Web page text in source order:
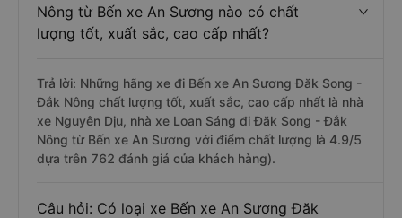
Nông từ Bến xe An Sương nào có chất
lượng tốt, xuất sắc, cao cấp nhất?
Trả lời: Những hãng xe đi Bến xe An Sương Đăk Song -
Đắk Nông chất lượng tốt, xuất sắc, cao cấp nhất là nhà
xe Nguyên Dịu, nhà xe Loan Sáng đi Đăk Song - Đắk
Nông từ Bến xe An Sương với điểm chất lượng là 4.9/5
dựa trên 762 đánh giá của khách hàng).
Câu hỏi: Có loại xe Bến xe An Sương Đăk